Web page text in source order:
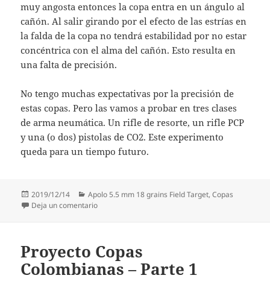
muy angosta entonces la copa entra en un ángulo al
cañón. Al salir girando por el efecto de las estrías en
la falda de la copa no tendrá estabilidad por no estar
concéntrica con el alma del cañón. Esto resulta en
una falta de precisión.
No tengo muchas expectativas por la precisión de
estas copas. Pero las vamos a probar en tres clases
de arma neumática. Un rifle de resorte, un rifle PCP
y una (o dos) pistolas de CO2. Este experimento
queda para un tiempo futuro.
Publicado
el
2019/12/14 Categorías
Apolo 5.5 mm 18 grains Field Target,Copas
Deja un comentarioen Copas Apolo – Pointed Field Target 5.5mm 18
Proyecto Copas
Colombianas – Parte 1